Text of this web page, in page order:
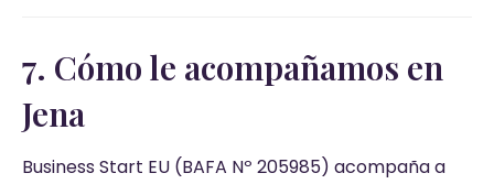
7. Cómo le acompañamos en
Jena
Business Start EU (BAFA Nº 205985) acompaña a